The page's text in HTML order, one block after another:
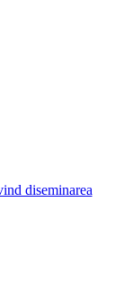
diseminarea